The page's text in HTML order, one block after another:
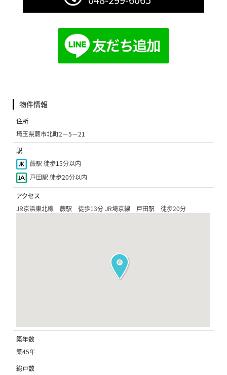
物件情報
住所
埼玉県蕨市北町2−5−21
駅
蕨駅 徒歩15分以内
戸田駅 徒歩20分以内
アクセス
JR京浜東北線 蕨駅 徒歩13分 JR埼京線 戸田駅 徒歩20分
築年数
築45年
総戸数